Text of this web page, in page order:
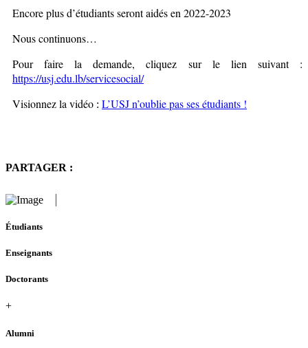
Encore plus d’étudiants seront aidés en 2022-2023
Nous continuons…
Pour faire la demande, cliquez sur le lien suivant :
https://usj.edu.lb/servicesocial/
Visionnez la vidéo : L’USJ n’oublie pas ses étudiants !
PARTAGER :
Étudiants
Enseignants
Doctorants
+
Alumni